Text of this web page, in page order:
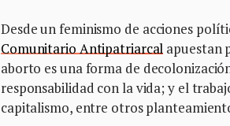
Desde un feminismo de acciones
Comunitario Antipatriarcal apuestan
aborto es una forma de
responsabilidad con la vida; y el
capitalismo, entre otros